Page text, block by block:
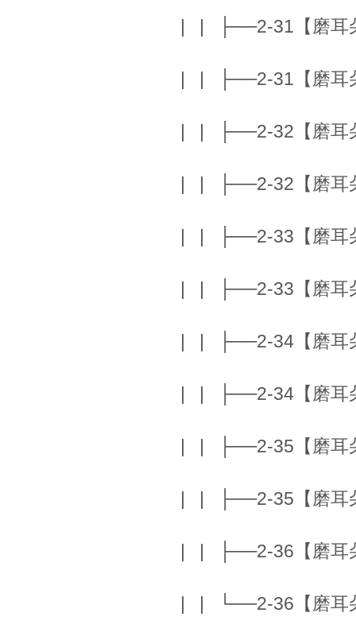
| | ├──2-31【磨耳
| | ├──2-31【磨耳
| | ├──2-32【磨耳
| | ├──2-32【磨耳
| | ├──2-33【磨耳
| | ├──2-33【磨耳
| | ├──2-34【磨耳
| | ├──2-34【磨耳
| | ├──2-35【磨耳
| | ├──2-35【磨耳
| | ├──2-36【磨耳
| | └──2-36【磨耳